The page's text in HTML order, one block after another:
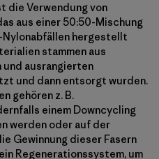
die Verwendung von
aus einer 50:50-Mischung
Nylonabfällen hergestellt
stammen aus
und ausrangierten
und dann entsorgt wurden.
gehören z. B.
einem Downcycling
werden oder auf der
Gewinnung dieser Fasern
Regenerationssystem, um